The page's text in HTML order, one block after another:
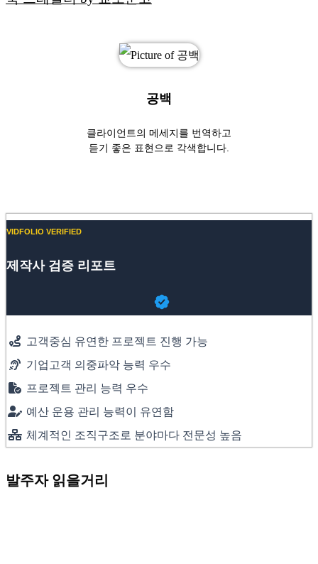
공백
클라이언트의 메세지를 번역하고
듣기 좋은 표현으로 각색합니다.
VIDFOLIO VERIFIED
제작사 검증 리포트
고객중심 유연한 프로젝트 진행 가능
기업고객 의중파악 능력 우수
프로젝트 관리 능력 우수
예산 운용 관리 능력이 유연함
체계적인 조직구조로 분야마다 전문성 높음
발주자 읽을거리